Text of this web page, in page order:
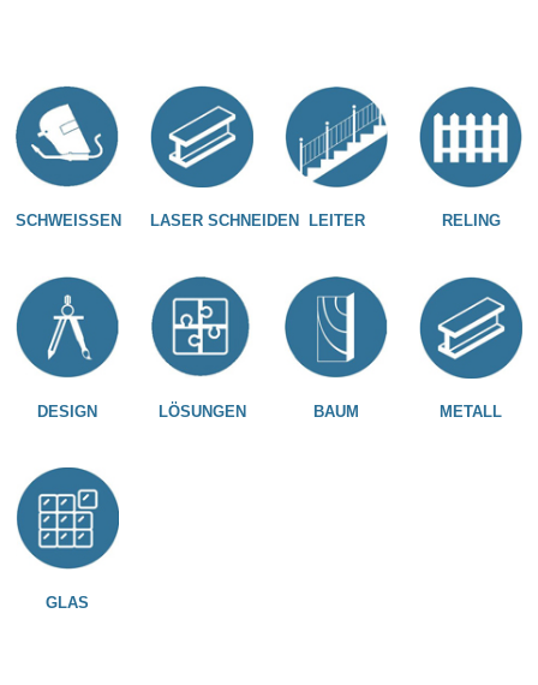
SCHWEISSEN LASER SCHNEIDEN LEITER RELING
DESIGN LÖSUNGEN BAUM METALL
GLAS